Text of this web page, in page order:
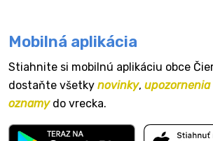
Mobilná aplikácia
Stiahnite si mobilnú aplikáciu obce
dostaňte všetky novinky, upozornenia
oznamydo vrecka.